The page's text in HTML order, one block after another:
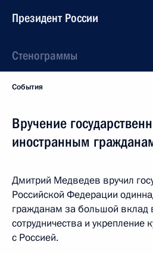
Президент России
Стенограммы
События
Вручение
иностранным
Дмитрий Медведев вручил
Российской Федерации
гражданам за большой вклад
сотрудничества и укрепление
с Россией.